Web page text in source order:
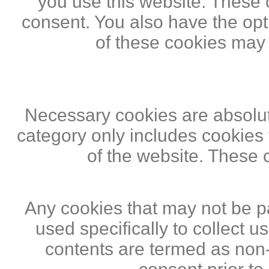
consent. You also have the
of these cookies
Necessary cookies are
category only includes
of the website. These
Any cookies that may not be
used specifically to collect
contents are termed as